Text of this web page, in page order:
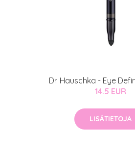
Dr. Hauschka - Eye
14.5 EUR
LISÄTIETOJA